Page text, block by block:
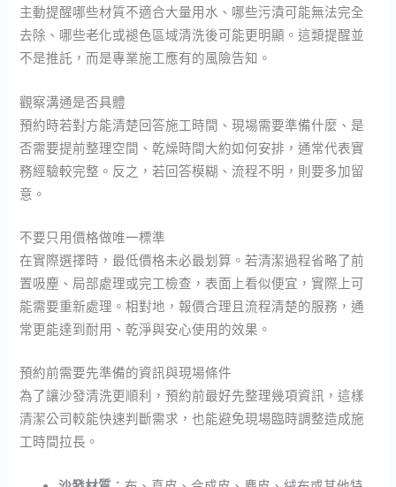
主動提醒哪些材質不適合大量用水、哪些污漬可能無法完全
去除、哪些老化或褪色區域清洗後可能更明顯。這類提醒並
不是推託，而是專業施工應有的風險告知。
觀察溝通是否具體
預約時若對方能清楚回答施工時間、現場需要準備什麼、是
否需要提前整理空間、乾燥時間大約如何安排，通常代表實
務經驗較完整。反之，若回答模糊、流程不明，則要多加留
意。
不要只用價格做唯一標準
在實際選擇時，最低價格未必最划算。若清潔過程省略了前
置吸塵、局部處理或完工檢查，表面上看似便宜，實際上可
能需要重新處理。相對地，報價合理且流程清楚的服務，通
常更能達到耐用、乾淨與安心使用的效果。
預約前需要先準備的資訊與現場條件
為了讓沙發清洗更順利，預約前最好先整理幾項資訊，這樣
清潔公司較能快速判斷需求，也能避免現場臨時調整造成施
工時間拉長。